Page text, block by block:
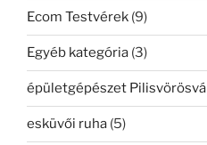
Ecom Testvérek (9)
Egyéb kategória (3)
épületgépészet Pilisvörösvá
esküvői ruha (5)